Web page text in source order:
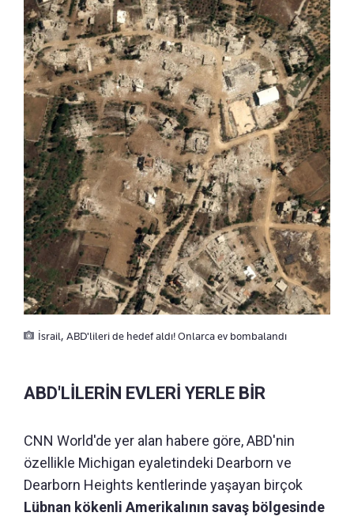
İsrail, ABD'lileri de hedef aldı! Onlarca ev bombalandı
ABD'LİLERİN EVLERİ YERLE BİR
CNN World'de yer alan habere göre, ABD'nin
özellikle Michigan eyaletindeki Dearborn ve
Dearborn Heights kentlerinde yaşayan birçok
Lübnan kökenli Amerikalının savaş bölgesinde